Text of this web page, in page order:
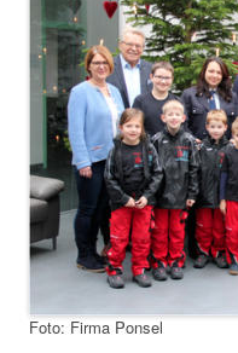
Foto: Firma Ponsel